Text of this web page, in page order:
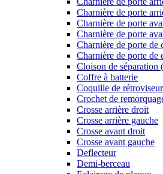
Charnière de porte
Charnière de porte
Charnière de porte
Charnière de porte de
Charnière de porte de
Cloison de séparation
Coffre à batterie
Coquille de
Crochet de
Crosse arrière droit
Crosse arrière gauche
Crosse avant droit
Crosse avant gauche
Deflecteur
Demi-berceau